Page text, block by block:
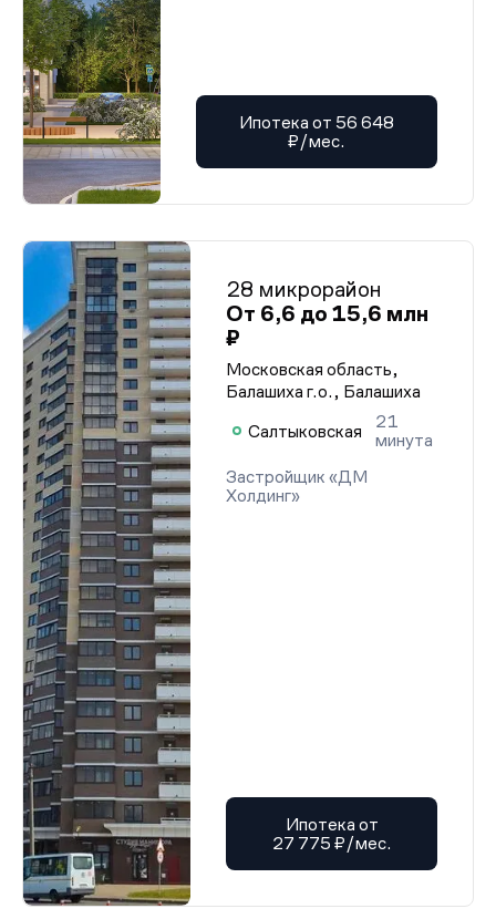
Ипотека от 56 648
₽/мес.
28 микрорайон
От 6,6 до 15,6 млн
₽
Московская область,
Балашиха г.о., Балашиха
Салтыковская
21
минута
Застройщик «ДМ
Холдинг»
Ипотека от
27 775 ₽/мес.